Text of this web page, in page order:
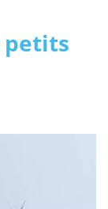
petits